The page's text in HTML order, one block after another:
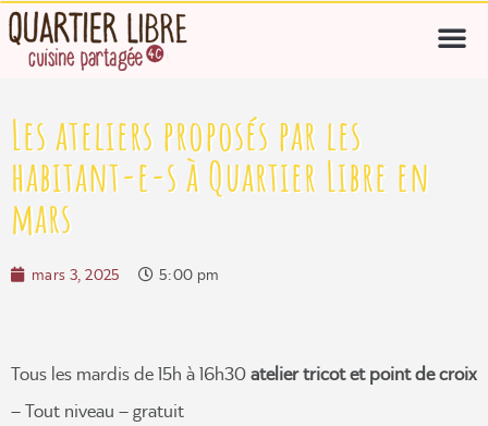
Les ateliers proposés par les
habitant-e-s à Quartier Libre en
mars
mars 3, 2025 5:00 pm
Tous les mardis de 15h à 16h30atelier tricot et point de croix
– Tout niveau – gratuit